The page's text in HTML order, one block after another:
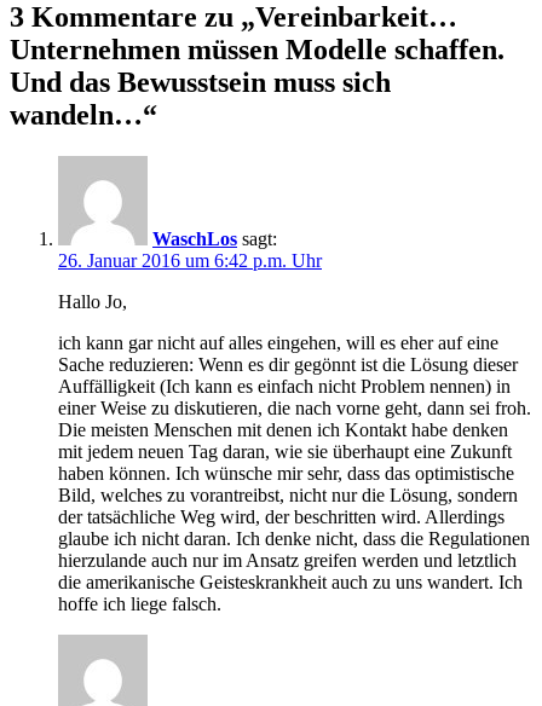
3 Kommentare zu „Vereinbarkeit…
Unternehmen müssen Modelle schaffen.
Und das Bewusstsein muss sich
wandeln…“
WaschLos sagt:
26. Januar 2016 um 6:42 p.m. Uhr
Hallo Jo,
ich kann gar nicht auf alles eingehen, will es eher auf eine
Sache reduzieren: Wenn es dir gegönnt ist die Lösung dieser
Auffälligkeit (Ich kann es einfach nicht Problem nennen) in
einer Weise zu diskutieren, die nach vorne geht, dann sei froh.
Die meisten Menschen mit denen ich Kontakt habe denken
mit jedem neuen Tag daran, wie sie überhaupt eine Zukunft
haben können. Ich wünsche mir sehr, dass das optimistische
Bild, welches zu vorantreibst, nicht nur die Lösung, sondern
der tatsächliche Weg wird, der beschritten wird. Allerdings
glaube ich nicht daran. Ich denke nicht, dass die Regulationen
hierzulande auch nur im Ansatz greifen werden und letztlich
die amerikanische Geisteskrankheit auch zu uns wandert. Ich
hoffe ich liege falsch.